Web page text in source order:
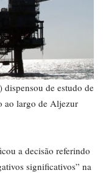
de estudo de
ao largo de Aljezur
a decisão referindo
significativos” na